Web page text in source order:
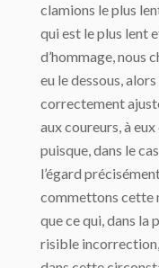
clamions le plus
qui est le plus lent
d’hommage, nous
eu le dessous,
correctement
aux coureurs, à
puisque, dans le
l’égard
commettons cette
que ce qui, dans la
risible